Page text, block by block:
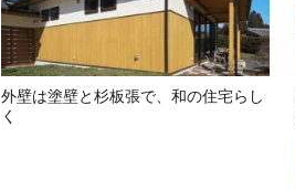
外壁は塗壁と杉板張で、和の住宅らし
く